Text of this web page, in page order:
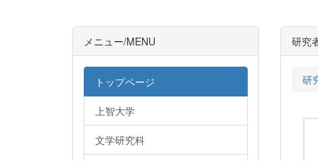
研究
研
メニュー/MENU
トップページ
上智大学
文学研究科